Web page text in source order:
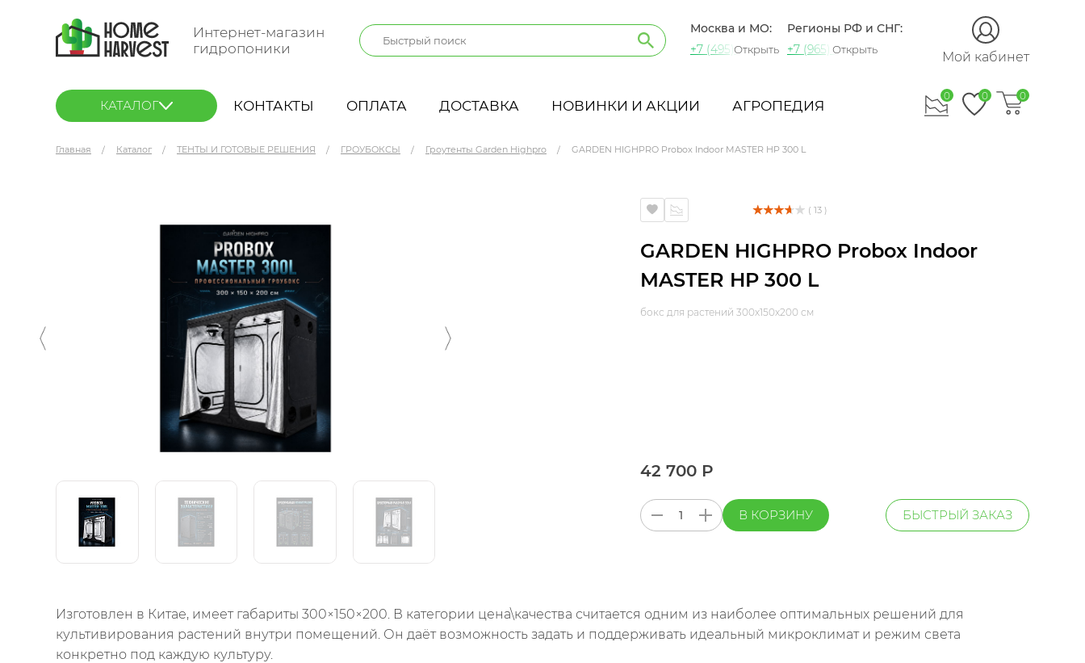
Интернет-магазин
гидропоники
Москва и МО:
+7 (495) 721-60-15
Открыть
Регионы РФ и СНГ:
+7 (965) 420-10-10
Открыть Мой кабинет
КАТАЛОГ КОНТАКТЫ ОПЛАТА ДОСТАВКА НОВИНКИ И АКЦИИ АГРОПЕДИЯ
0 0 0
Главная Каталог ТЕНТЫ И ГОТОВЫЕ РЕШЕНИЯ ГРОУБОКСЫ Гроутенты Garden Highpro GARDEN HIGHPRO Probox Indoor MASTER HP 300 L
( 13 )
GARDEN HIGHPRO Probox Indoor
MASTER HP 300 L
бокс для растений 300х150х200 см
42 700 Р
В КОРЗИНУ БЫСТРЫЙ ЗАКАЗ
Изготовлен в Китае, имеет габариты 300×150×200. В категории цена\качества считается одним из наиболее оптимальных решений для
культивирования растений внутри помещений. Он даёт возможность задать и поддерживать идеальный микроклимат и режим света
конкретно под каждую культуру.